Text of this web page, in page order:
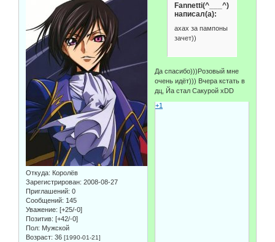
Откуда: Королёв
Зарегистрирован: 2008-08-27
Приглашений: 0
Сообщений: 145
Уважение: [+25/-0]
Позитив: [+42/-0]
Пол: Мужской
Возраст: 36 [1990-01-21]
Fannetti(^___^)
написал(а):
ахах за пампоны
зачет))
Да спасибо)))Розовый мне
очень идёт))) Вчера кстать в
дц, Йа стал Сакурой xDD
+1